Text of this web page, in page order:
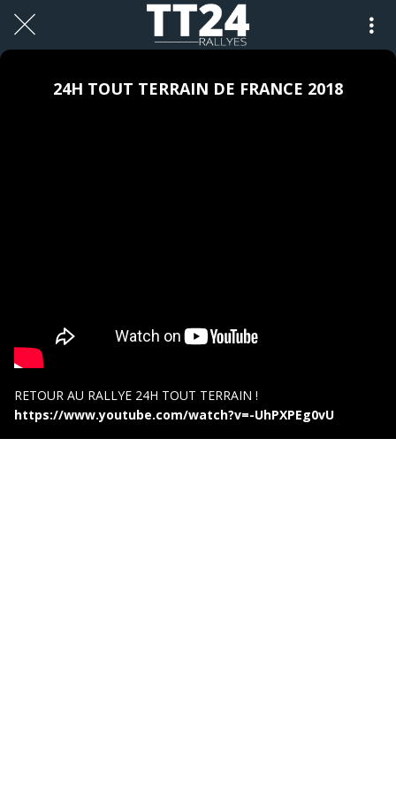
24H TOUT TERRAIN DE FRANCE 2018
RETOUR AU RALLYE 24H TOUT TERRAIN !
https://www.youtube.com/watch?v=-UhPXPEg0vU